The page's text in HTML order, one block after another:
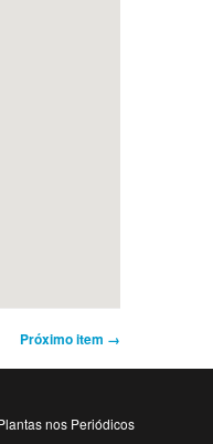
Próximo item →
nos Periódicos